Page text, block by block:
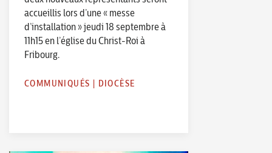
accueillis lors d’une « messe
d’installation » jeudi 18 septembre à
11h15 en l’église du Christ-Roi à
Fribourg.
COMMUNIQUÉS | DIOCÈSE